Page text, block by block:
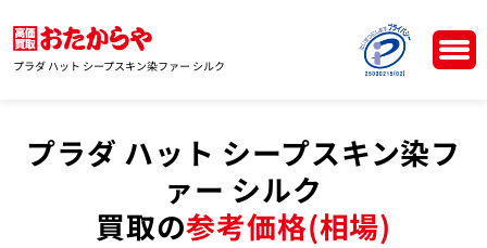
プラダ ハット シープスキン染ファー シルク
プラダ ハット シープスキン染フ
ァー シルク
買取の参考価格(相場)